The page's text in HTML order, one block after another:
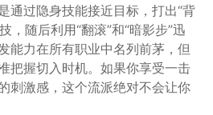
通过隐身技能接近目标，打出“背
，随后利用“翻滚”和“暗影步”迅
能力在所有职业中名列前茅，但
把握切入时机。如果你享受一击
刺激感，这个流派绝对不会让你